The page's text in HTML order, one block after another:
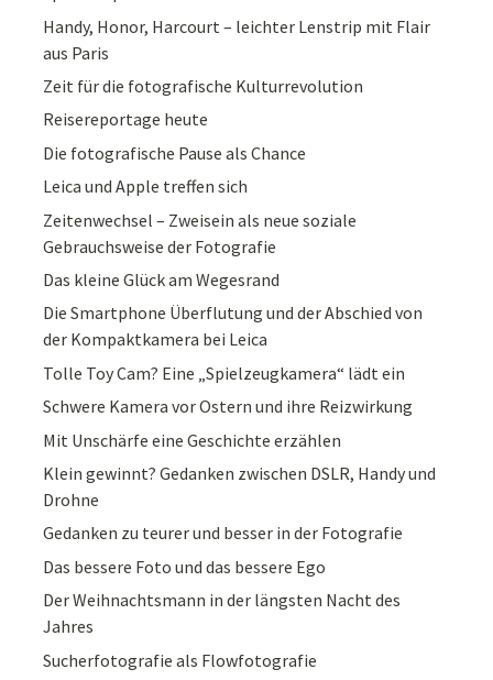
Handy, Honor, Harcourt – leichter Lenstrip mit Flair
aus Paris
Zeit für die fotografische Kulturrevolution
Reisereportage heute
Die fotografische Pause als Chance
Leica und Apple treffen sich
Zeitenwechsel – Zweisein als neue soziale
Gebrauchsweise der Fotografie
Das kleine Glück am Wegesrand
Die Smartphone Überflutung und der Abschied von
der Kompaktkamera bei Leica
Tolle Toy Cam? Eine „Spielzeugkamera“ lädt ein
Schwere Kamera vor Ostern und ihre Reizwirkung
Mit Unschärfe eine Geschichte erzählen
Klein gewinnt? Gedanken zwischen DSLR, Handy und
Drohne
Gedanken zu teurer und besser in der Fotografie
Das bessere Foto und das bessere Ego
Der Weihnachtsmann in der längsten Nacht des
Jahres
Sucherfotografie als Flowfotografie